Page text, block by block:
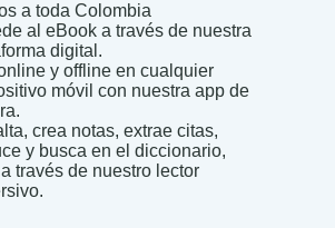
a toda Colombia
al eBook a través de nuestra
digital.
y offline en cualquier
móvil con nuestra app de
crea notas, extrae citas,
y busca en el diccionario,
través de nuestro lector